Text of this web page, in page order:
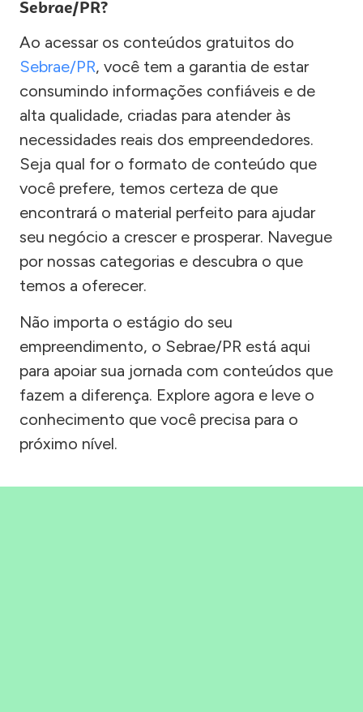
Sebrae/PR?
Ao acessar os conteúdos gratuitos do
Sebrae/PR, você tem a garantia de estar
consumindo informações confiáveis e de
alta qualidade, criadas para atender às
necessidades reais dos empreendedores.
Seja qual for o formato de conteúdo que
você prefere, temos certeza de que
encontrará o material perfeito para ajudar
seu negócio a crescer e prosperar. Navegue
por nossas categorias e descubra o que
temos a oferecer.
Não importa o estágio do seu
empreendimento, o Sebrae/PR está aqui
para apoiar sua jornada com conteúdos que
fazem a diferença. Explore agora e leve o
conhecimento que você precisa para o
próximo nível.